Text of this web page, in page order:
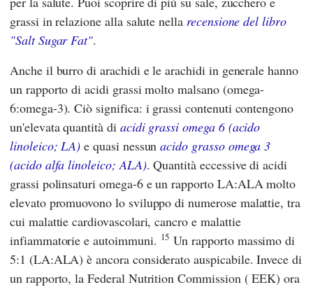
grassi in relazione alla salute nella recensione del libro
"Salt Sugar Fat".
Anche il burro di arachidi e le arachidi in generale hanno
un rapporto di acidi grassi molto malsano (omega-
6:omega-3). Ciò significa: i grassi contenuti contengono
un'elevata quantità di acidi grassi omega 6 (acido
linoleico; LA) e quasi nessunacido grasso omega 3
(acido alfa linoleico; ALA). Quantità eccessive di acidi
grassi polinsaturi omega-6 e un rapporto LA:ALA molto
elevato promuovono lo sviluppo di numerose malattie, tra
cui malattie cardiovascolari, cancro e malattie
infiammatorie e autoimmuni. 15 Un rapporto massimo di
5:1 (LA:ALA) è ancora considerato auspicabile. Invece di
un rapporto, laFederal Nutrition Commission (EEK) ora